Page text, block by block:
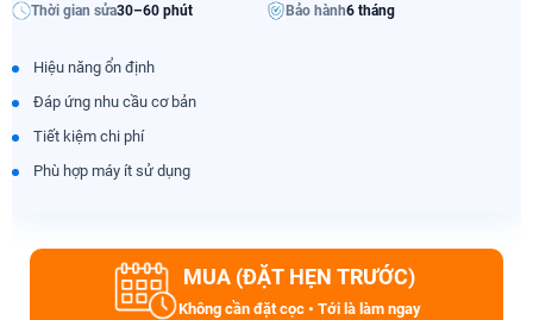
Thời gian sửa30–60 phút Bảo hành6 tháng
Hiệu năng ổn định
Đáp ứng nhu cầu cơ bản
Tiết kiệm chi phí
Phù hợp máy ít sử dụng
MUA (ĐẶT HẸN TRƯỚC)
Không cần đặt cọc • Tới là làm ngay